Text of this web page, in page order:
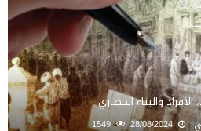
الأفراد والبناء الحضاري
28/08/2024
1549